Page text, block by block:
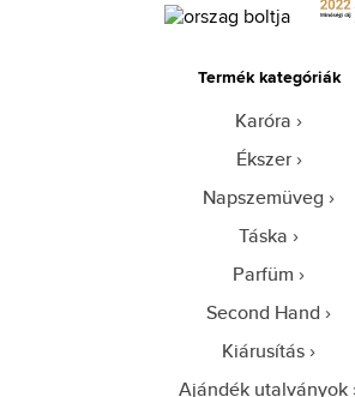
Termék kategóriák
Karóra
Ékszer
Napszemüveg
Táska
Parfüm
Second Hand
Kiárusítás
Ajándék utalványok